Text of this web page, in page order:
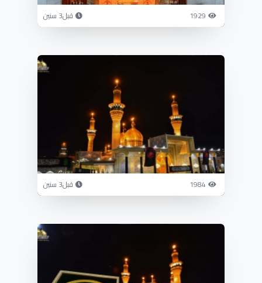
1929 قبل3 سنين
1984 قبل3 سنين